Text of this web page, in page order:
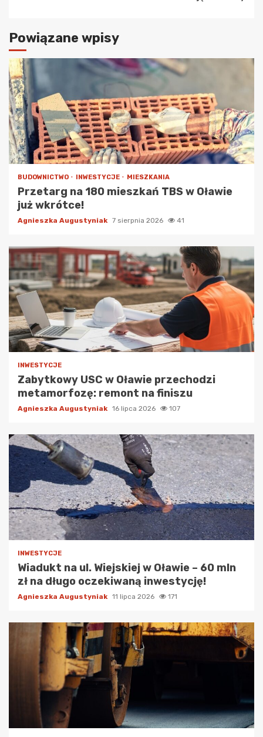
Powiązane wpisy
BUDOWNICTWO INWESTYCJE MIESZKANIA
Przetarg na 180 mieszkań TBS w Oławie
już wkrótce!
Agnieszka Augustyniak 7 sierpnia 2026 41
INWESTYCJE
Zabytkowy USC w Oławie przechodzi
metamorfozę: remont na finiszu
Agnieszka Augustyniak 16 lipca 2026 107
INWESTYCJE
Wiadukt na ul. Wiejskiej w Oławie – 60 mln
zł na długo oczekiwaną inwestycję!
Agnieszka Augustyniak 11 lipca 2026 171